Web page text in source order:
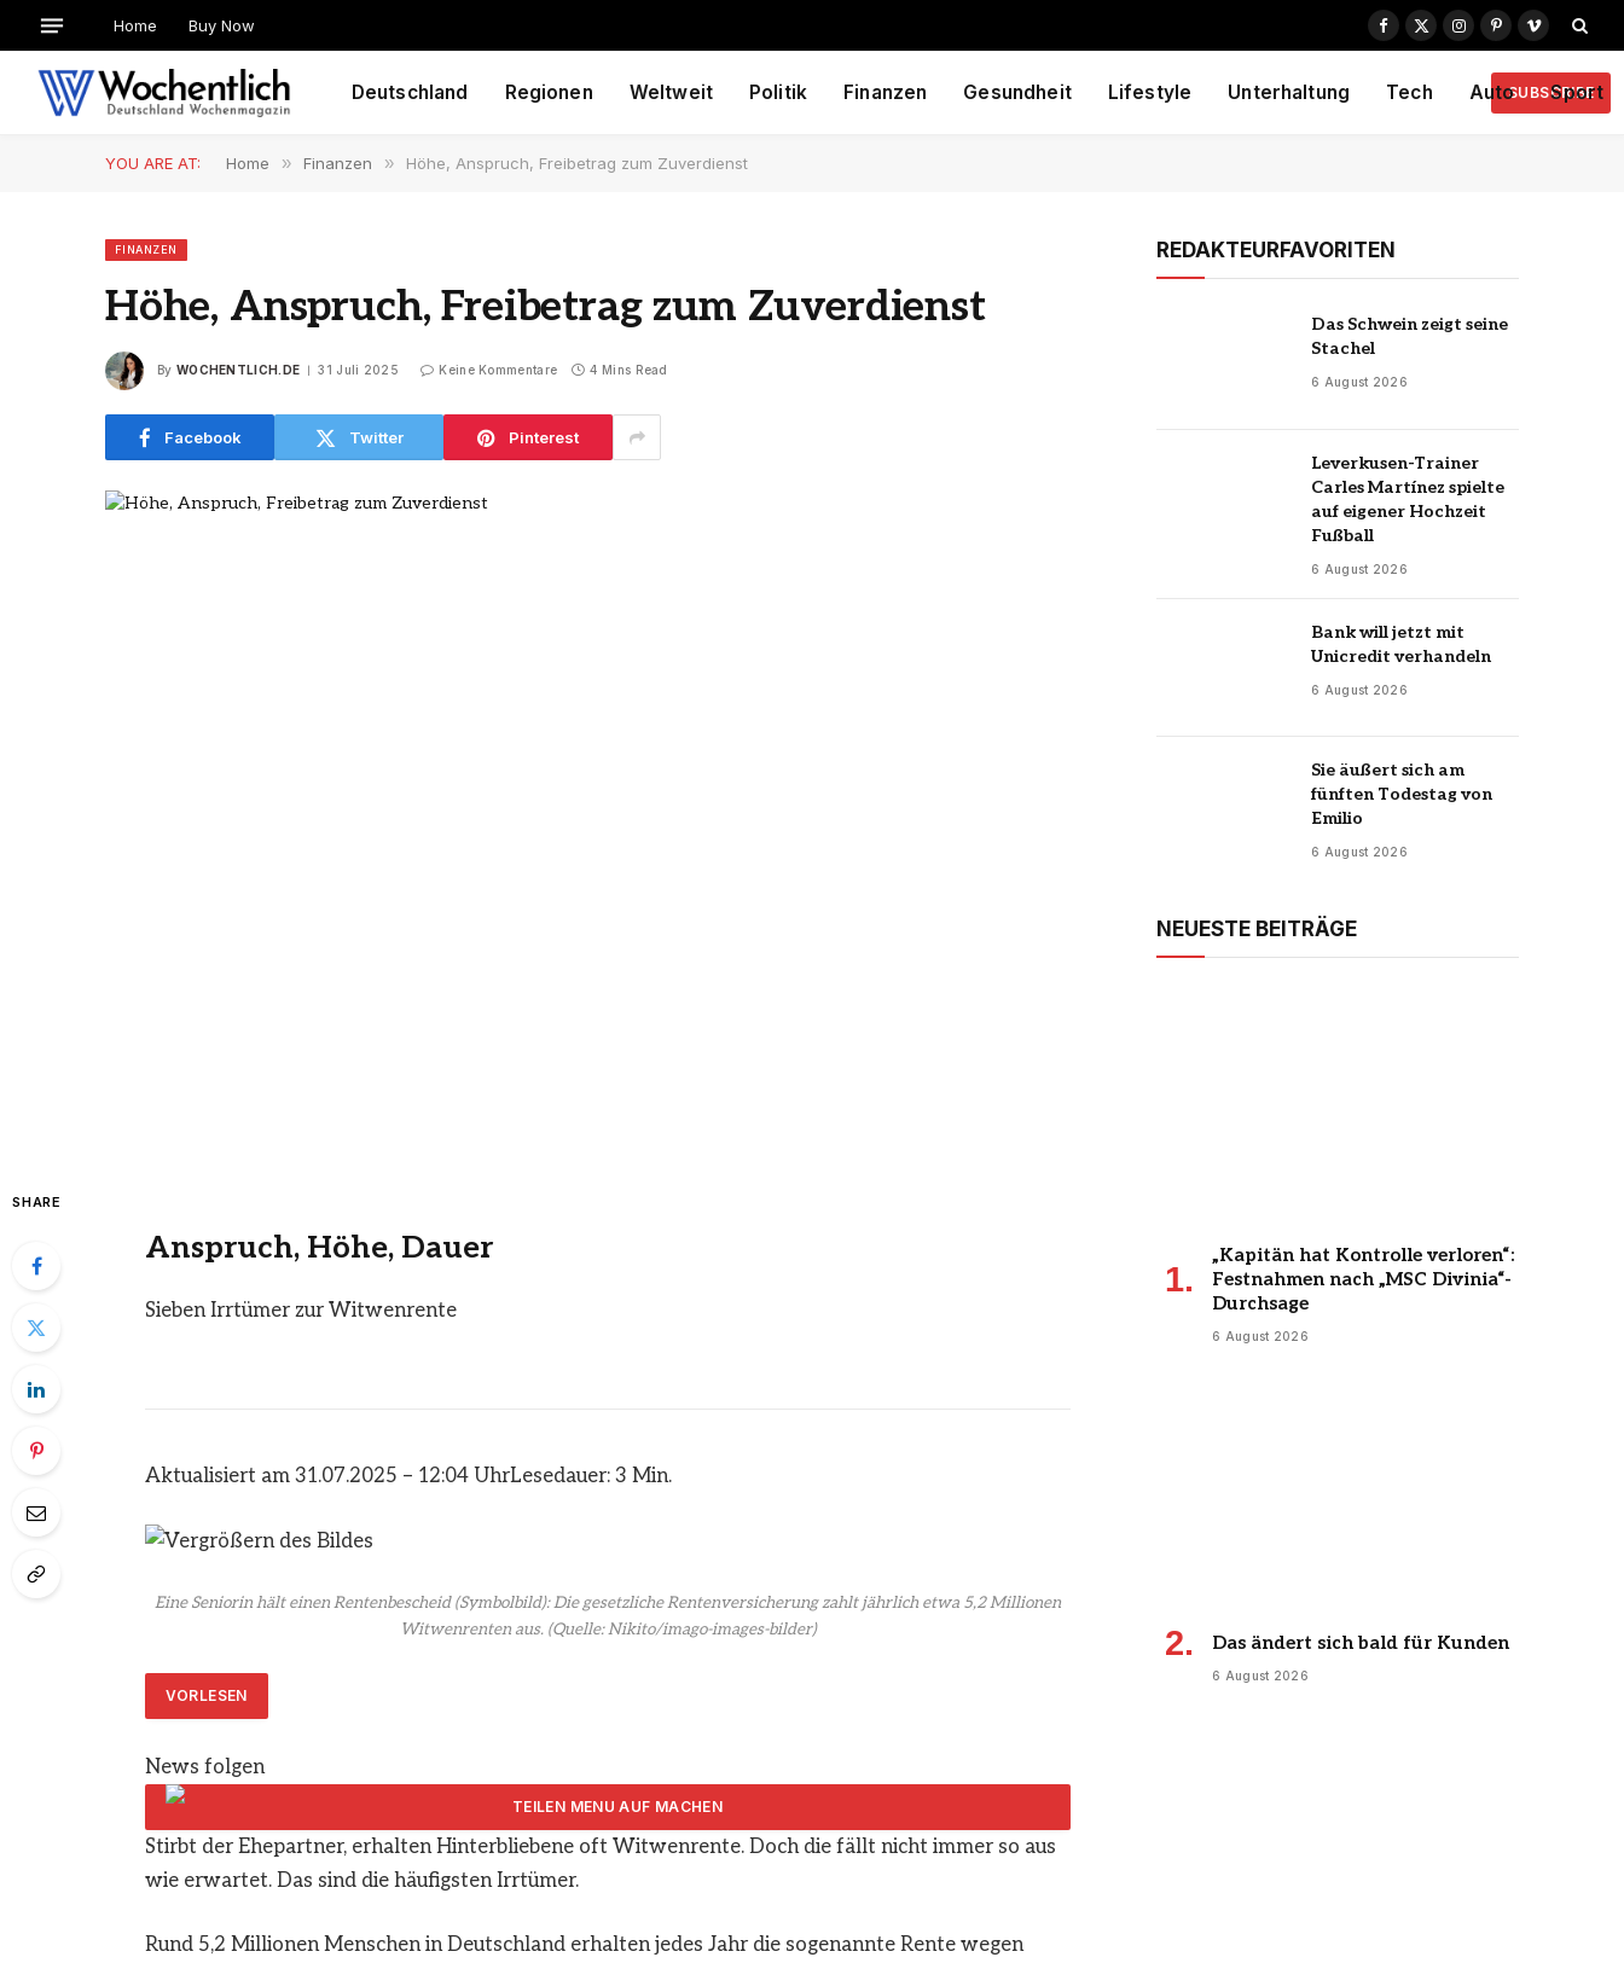
Home Buy Now
Facebook
X
Instagram
PinterestVimeo
Deutschland Regionen Weltweit Politik Finanzen Gesundheit Lifestyle Unterhaltung Tech Auto Sport
SUBSCRIBE
YOU ARE AT: Home » Finanzen » Höhe, Anspruch, Freibetrag zum Zuverdienst
FINANZEN
Höhe, Anspruch, Freibetrag zum Zuverdienst
By WOCHENTLICH.DE 31 Juli 2025 Keine Kommentare 4 Mins Read
Facebook Twitter Pinterest
SHARE
Anspruch, Höhe, Dauer
Sieben Irrtümer zur Witwenrente
Aktualisiert am 31.07.2025 – 12:04 UhrLesedauer: 3 Min.
Eine Seniorin hält einen Rentenbescheid (Symbolbild): Die gesetzliche Rentenversicherung zahlt jährlich etwa 5,2 Millionen
Witwenrenten aus.(Quelle: Nikito/imago-images-bilder)
VORLESEN
News folgen
ARTIKEL TEILEN
Stirbt der Ehepartner, erhalten Hinterbliebene oft Witwenrente. Doch die fällt nicht immer so aus
wie erwartet. Das sind die häufigsten Irrtümer.
Rund 5,2 Millionen Menschen in Deutschland erhalten jedes Jahr die sogenannte Rente wegen
REDAKTEURFAVORITEN
Das Schwein zeigt seine
Stachel
6 August 2026
Leverkusen-Trainer
Carles Martínez spielte
auf eigener Hochzeit
Fußball
6 August 2026
Bank will jetzt mit
Unicredit verhandeln
6 August 2026
Sie äußert sich am
fünften Todestag von
Emilio
6 August 2026
NEUESTE BEITRÄGE
„Kapitän hat Kontrolle verloren“:
Festnahmen nach „MSC Divinia“-
Durchsage
6 August 2026
Das ändert sich bald für Kunden
6 August 2026